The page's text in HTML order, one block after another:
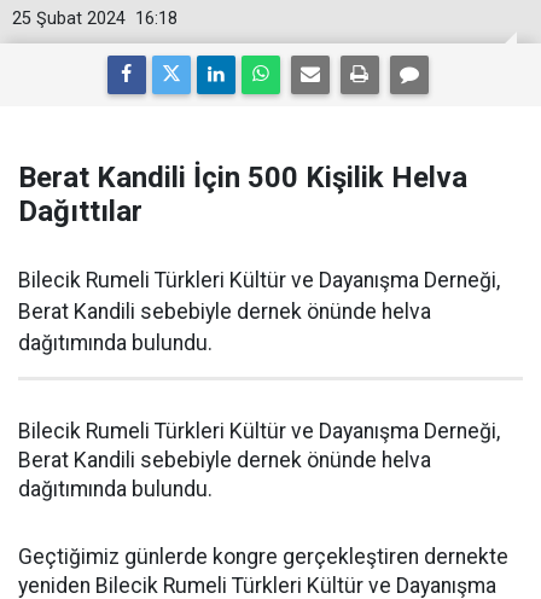
16:18
25 Şubat 2024
Berat Kandili İçin 500 Kişilik Helva
Dağıttılar
Bilecik Rumeli Türkleri Kültür ve Dayanışma Derneği,
Berat Kandili sebebiyle dernek önünde helva
dağıtımında bulundu.
Bilecik Rumeli Türkleri Kültür ve Dayanışma Derneği,
Berat Kandili sebebiyle dernek önünde helva
dağıtımında bulundu.
Geçtiğimiz günlerde kongre gerçekleştiren dernekte
yeniden Bilecik Rumeli Türkleri Kültür ve Dayanışma